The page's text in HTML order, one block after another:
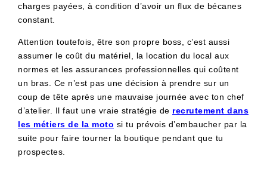
charges payées, à condition d’avoir un flux de bécanes
constant.
Attention toutefois, être son propre boss, c’est aussi
assumer le coût du matériel, la location du local aux
normes et les assurances professionnelles qui coûtent
un bras. Ce n’est pas une décision à prendre sur un
coup de tête après une mauvaise journée avec ton chef
d’atelier. Il faut une vraie stratégie de recrutement dans
les métiers de la moto si tu prévois d’embaucher par la
suite pour faire tourner la boutique pendant que tu
prospectes.